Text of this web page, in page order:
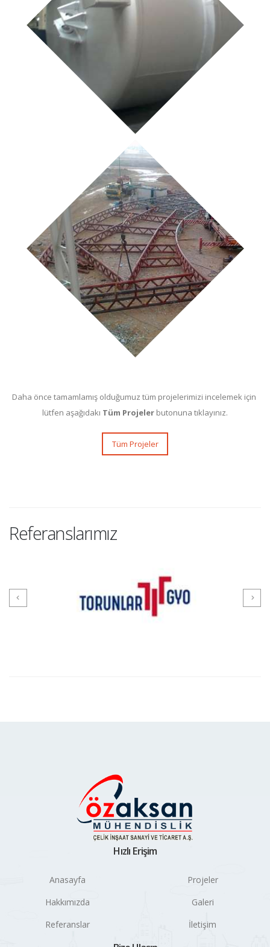
Daha önce tamamlamış olduğumuz tüm projelerimizi incelemek için
lütfen aşağıdakı Tüm Projeler butonuna tıklayınız.
Tüm Projeler
Referanslarımız
Hızlı Erişim
Anasayfa
Hakkımızda
Referanslar
Projeler
Galeri
İletişim